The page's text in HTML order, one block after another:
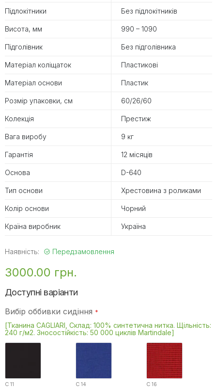
Підлокітники Без підлокітників
Висота, мм 990 – 1090
Підголівник Без підголівника
Матеріал коліщаток Пластикові
Матеріал основи Пластик
Розмір упаковки, см 60/26/60
Колекція Престиж
Вага виробу 9 кг
Гарантія 12 місяців
Основа D-640
Тип основи Хрестовина з роликами
Колір основи Чорний
Країна виробник Україна
Наявність: Передзамовлення
3000.00 грн.
Доступні варіанти
Вибір оббивки сидіння
[Тканина CAGLIARI, Склад: 100% синтетична нитка. Щільність:
240 г/м2. Зносостійкість: 50 000 циклів Martindale]
C 11 C 14 C 16